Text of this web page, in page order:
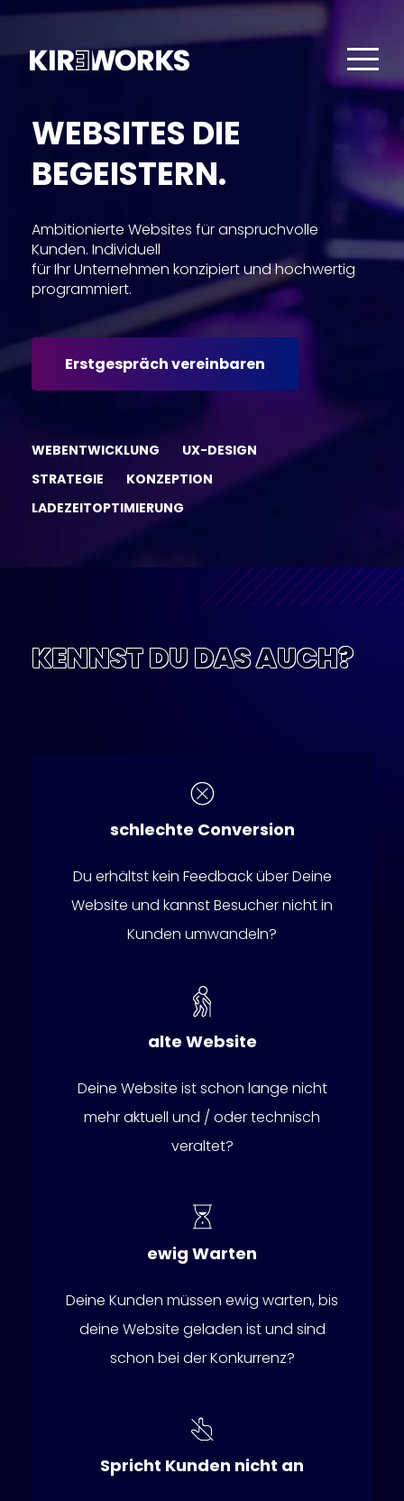
WEBSITES DIE
BEGEISTERN.
Ambitionierte Websites für anspruchvolle
Kunden. Individuell
für Ihr Unternehmen konzipiert und hochwertig
programmiert.
Erstgespräch vereinbaren
WEBENTWICKLUNG
UX-DESIGN
STRATEGIE
KONZEPTION
LADEZEITOPTIMIERUNG
KENNST DU DAS AUCH?
schlechte Conversion
Du erhältst kein Feedback über Deine
Website und kannst Besucher nicht in
Kunden umwandeln?
alte Website
Deine Website ist schon lange nicht
mehr aktuell und / oder technisch
veraltet?
ewig Warten
Deine Kunden müssen ewig warten, bis
deine Website geladen ist und sind
schon bei der Konkurrenz?
Spricht Kunden nicht an